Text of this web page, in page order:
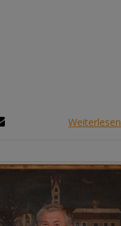
Weiterlesen